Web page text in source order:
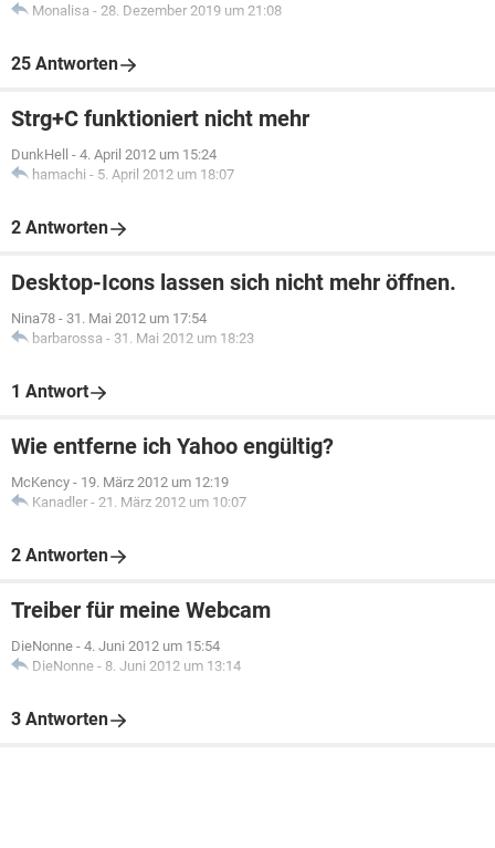
Monalisa - 28. Dezember 2019 um 21:08
25 Antworten
Strg+C funktioniert nicht mehr
DunkHell - 4. April 2012 um 15:24
hamachi - 5. April 2012 um 18:07
2 Antworten
Desktop-Icons lassen sich nicht mehr öffnen.
Nina78 - 31. Mai 2012 um 17:54
barbarossa - 31. Mai 2012 um 18:23
1 Antwort
Wie entferne ich Yahoo engültig?
McKency - 19. März 2012 um 12:19
Kanadler - 21. März 2012 um 10:07
2 Antworten
Treiber für meine Webcam
DieNonne - 4. Juni 2012 um 15:54
DieNonne - 8. Juni 2012 um 13:14
3 Antworten